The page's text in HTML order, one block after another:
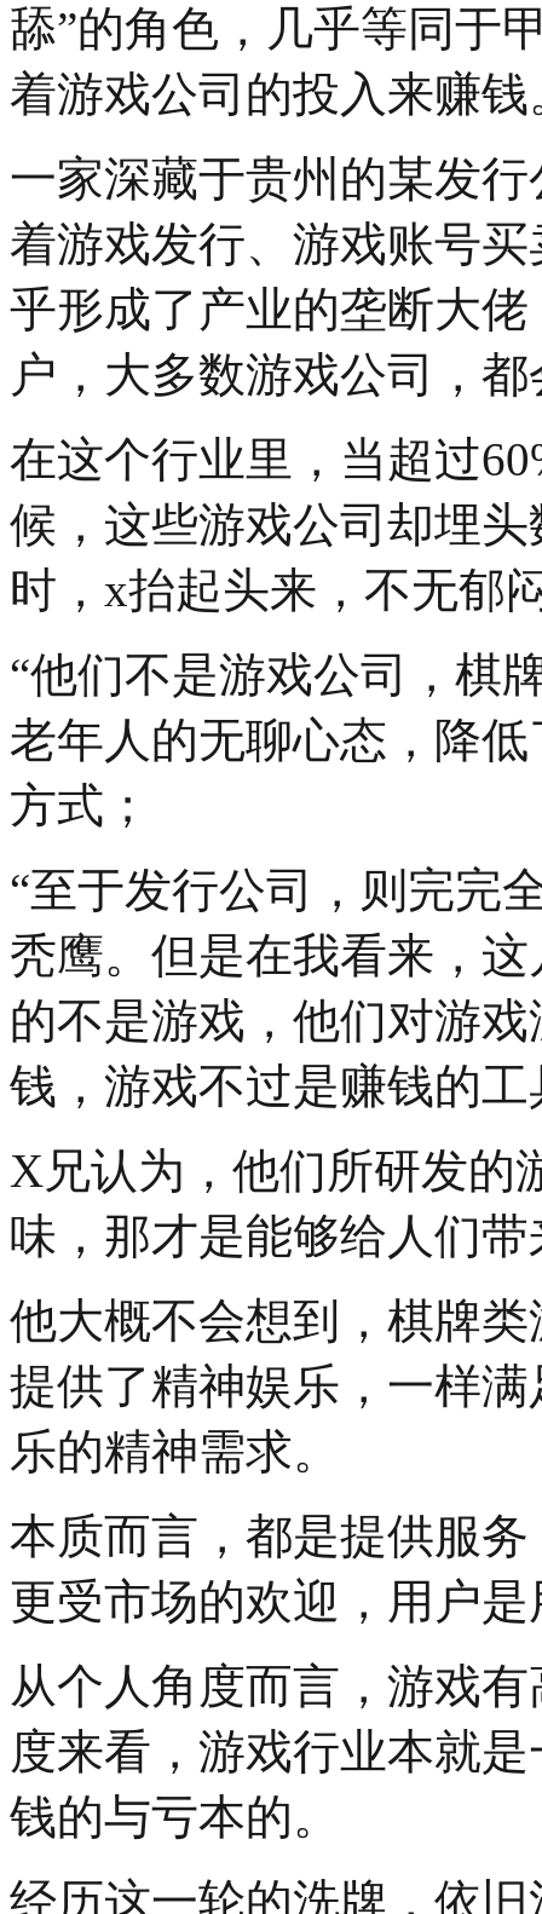
舔”的角色，几乎等同于
着游戏公司的投入来赚钱
一家深藏于贵州的某发
着游戏发行、游戏账号
乎形成了产业的垄断大
户，大多数游戏公司，
在这个行业里，当超过
候，这些游戏公司却埋
时，x抬起头来，不无郁
“他们不是游戏公司，棋
老年人的无聊心态，降
方式；
“至于发行公司，则完完
秃鹰。但是在我看来，
的不是游戏，他们对游
钱，游戏不过是赚钱的工
X兄认为，他们所研发的
味，那才是能够给人们
他大概不会想到，棋牌
提供了精神娱乐，一样
乐的精神需求。
本质而言，都是提供服
更受市场的欢迎，用户
从个人角度而言，游戏
度来看，游戏行业本就
钱的与亏本的。
经历这一轮的洗牌，依